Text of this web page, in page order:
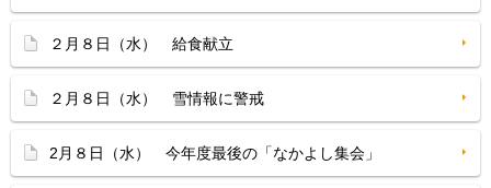
２月８日（水） 給食献立
２月８日（水） 雪情報に警戒
2月８日（水） 今年度最後の「なかよし集会」